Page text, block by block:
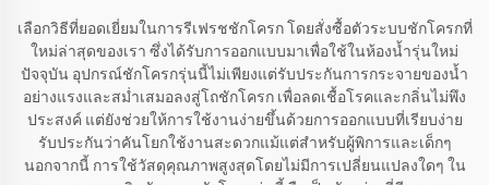
เลือกวิธีที่ยอดเยี่ยมในการรีเฟรชชักโครก โดยสั่งซื้อตัวระบบชักโครกที่
ใหม่ล่าสุดของเรา ซึ่งได้รับการออกแบบมาเพื่อใช้ในห้องน้ำรุ่นใหม่
ปัจจุบัน อุปกรณ์ชักโครกรุ่นนี้ไม่เพียงแต่รับประกันการกระจายของน้ำ
อย่างแรงและสม่ำเสมอลงสู่โถชักโครก เพื่อลดเชื้อโรคและกลิ่นไม่พึง
ประสงค์ แต่ยังช่วยให้การใช้งานง่ายขึ้นด้วยการออกแบบที่เรียบง่าย
รับประกันว่าคันโยกใช้งานสะดวกแม้แต่สำหรับผู้พิการและเด็กๆ
นอกจากนี้ การใช้วัสดุคุณภาพสูงสุดโดยไม่มีการเปลี่ยนแปลงใดๆ ใน